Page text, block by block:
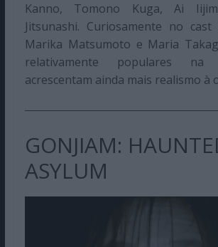
Kanno, Tomono Kuga, Ai
Jitsunashi. Curiosamente no cast
Marika Matsumoto e Maria
relativamente populares
acrescentam ainda mais realismo à
GONJIAM:
ASYLUM